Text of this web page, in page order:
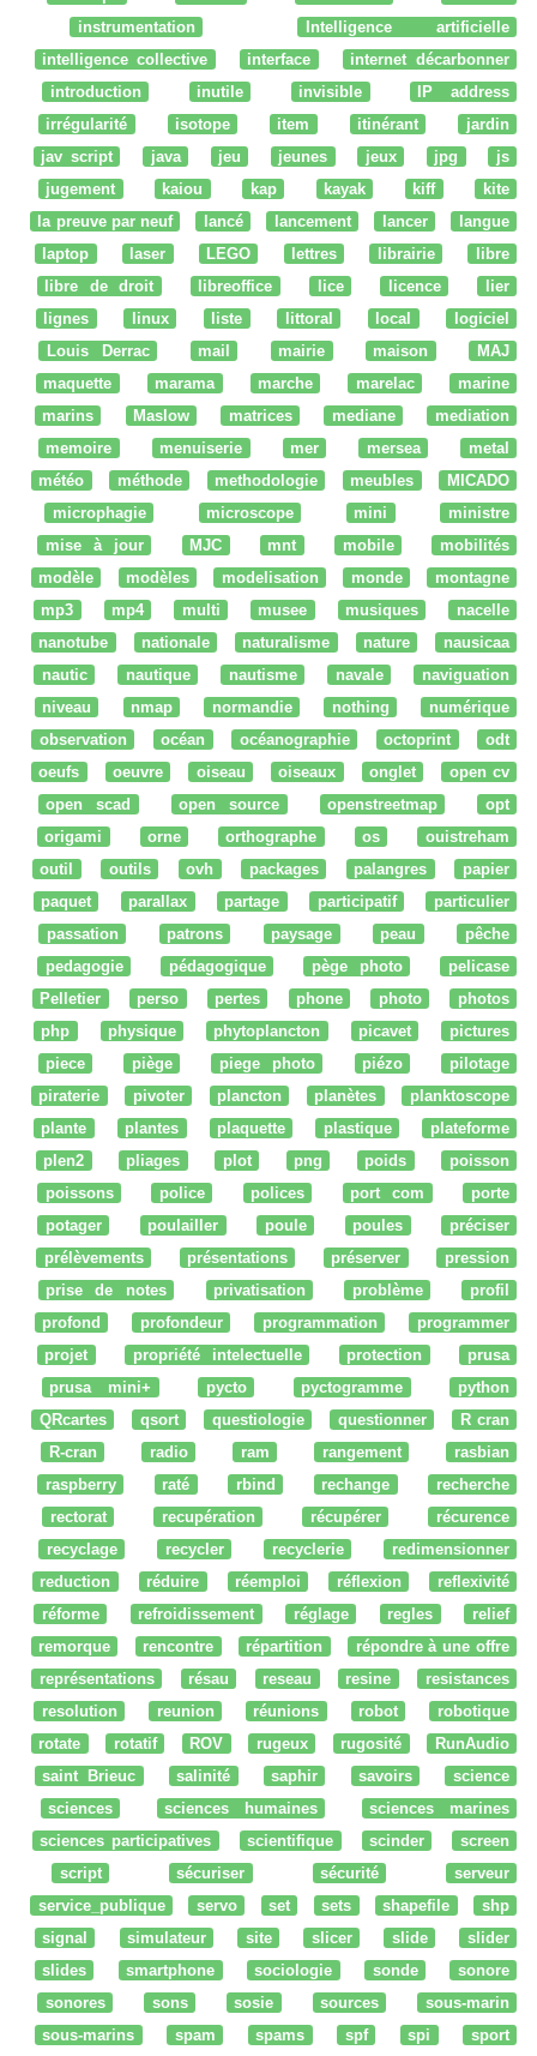
instrumentation
Intelligence artificielle
intelligence collective
interface
internet décarbonner
introduction
inutile invisible
IP address
irrégularité
isotope item itinérant
jardin
jav script
java jeu jeunes jeux jpg
js
jugement
kaiou kap kayak kiff
kite
la preuve par neuf
lancé lancement lancer
langue
laptop
laser LEGO lettres librairie
libre
libre de droit
libreoffice lice licence
lier
lignes
linux liste littoral local
logiciel
Louis Derrac
mail mairie maison
MAJ
maquette
marama marche marelac
marine
marins
Maslow matrices mediane
mediation
memoire
menuiserie mer mersea
metal
météo
méthode methodologie meubles
MICADO
microphagie
microscope mini
ministre
mise à jour
MJC mnt mobile
mobilités
modèle
modèles modelisation monde
montagne
mp3
mp4 multi musee musiques
nacelle
nanotube
nationale naturalisme nature
nausicaa
nautic
nautique nautisme navale
naviguation
niveau
nmap normandie nothing
numérique
observation
océan océanographie octoprint
odt
oeufs
oeuvre oiseau oiseaux onglet
open cv
open scad
open source openstreetmap
opt
origami
orne orthographe os
ouistreham
outil
outils ovh packages palangres
papier
paquet
parallax partage participatif
particulier
passation
patrons paysage peau
pêche
pedagogie
pédagogique pège photo
pelicase
Pelletier
perso pertes phone photo
photos
php
physique phytoplancton picavet
pictures
piece
piège piege photo piézo
pilotage
piraterie
pivoter plancton planètes
planktoscope
plante
plantes plaquette plastique
plateforme
plen2
pliages plot png poids
poisson
poissons
police polices port com
porte
potager
poulailler poule poules
préciser
prélèvements
présentations préserver
pression
prise de notes
privatisation problème
profil
profond
profondeur programmation
programmer
projet
propriété intelectuelle protection
prusa
prusa mini+
pycto pyctogramme
python
QRcartes
qsort questiologie questionner
R cran
R-cran
radio ram rangement
rasbian
raspberry
raté rbind rechange
recherche
rectorat
recupération récupérer
récurence
recyclage
recycler recyclerie
redimensionner
reduction
réduire réemploi réflexion
reflexivité
réforme
refroidissement réglage regles
relief
remorque
rencontre répartition
répondre à une offre
représentations
résau reseau resine
resistances
resolution
reunion réunions robot
robotique
rotate
rotatif ROV rugeux rugosité
RunAudio
saint Brieuc
salinité saphir savoirs
science
sciences
sciences humaines
sciences marines
sciences participatives
scientifique scinder
screen
script
sécuriser sécurité
serveur
service_publique
servo set sets shapefile
shp
signal
simulateur site slicer slide
slider
slides
smartphone sociologie sonde
sonore
sonores
sons sosie sources
sous-marin
sous-marins
spam spams spf spi
sport